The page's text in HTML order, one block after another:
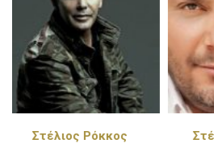
Στέλιος Διονυσίου